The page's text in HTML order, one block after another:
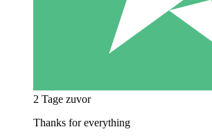
2 Tage zuvor
Thanks for everything